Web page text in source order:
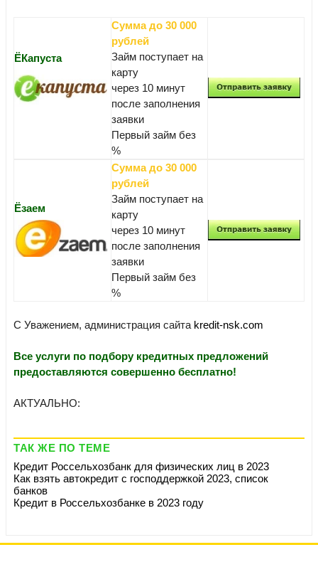
ЁКапуста
Сумма до 30 000
рублей
Займ поступает на
карту
через 10 минут
после заполнения
заявки
Первый займ без
%
Ёзаем
Сумма до 30 000
рублей
Займ поступает на
карту
через 10 минут
после заполнения
заявки
Первый займ без
%
С Уважением, администрация сайта kredit-nsk.com
Все услуги по подбору кредитных предложений
предоставляются совершенно бесплатно!
АКТУАЛЬНО:
ТАК ЖЕ ПО ТЕМЕ
Кредит Россельхозбанк для физических лиц в 2023
Как взять автокредит с господдержкой 2023, список
банков
Кредит в Россельхозбанке в 2023 году